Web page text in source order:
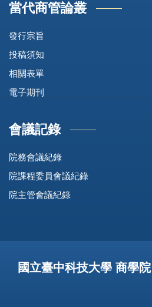
當代商管論叢
發行宗旨
投稿須知
相關表單
電子期刊
會議記錄
院務會議紀錄
院課程委員會議紀錄
院主管會議紀錄
國立臺中科技大學 商學院